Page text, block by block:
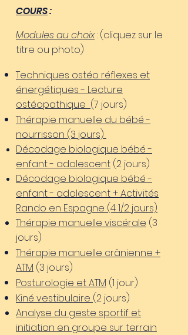
COURS:
Modules au choix: (cliquez sur le
titre ou photo)
Techniques ostéo réflexes et
énergétiques - Lecture
ostéopathique (7 jours)
Thérapie manuelle du bébé -
nourrisson (3 jours)
Décodage biologique bébé -
enfant - adolescent (2 jours)
Décodage biologique bébé -
enfant - adolescent+ Activités
Rando en Espagne (4 1/2 jours)
Thérapie manuelle viscérale (3
jours)
Thérapie manuelle crânienne +
ATM (3 jours)
Posturologie et ATM (1 jour)
Kiné vestibulaire (2 jours)
Analyse du geste sportif et
initiation en groupe sur terrain